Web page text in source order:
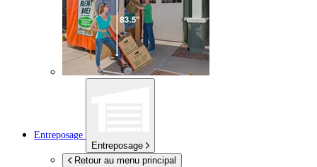
Entreposage
Entreposage
Retour au menu principal